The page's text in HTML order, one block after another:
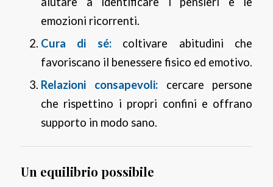
emozioni ricorrenti.
Cura di sé:coltivare abitudini che
favoriscano il benessere fisico ed emotivo.
Relazioni consapevoli:cercare persone
che rispettino i propri confini e offrano
supporto in modo sano.
Un equilibrio possibile